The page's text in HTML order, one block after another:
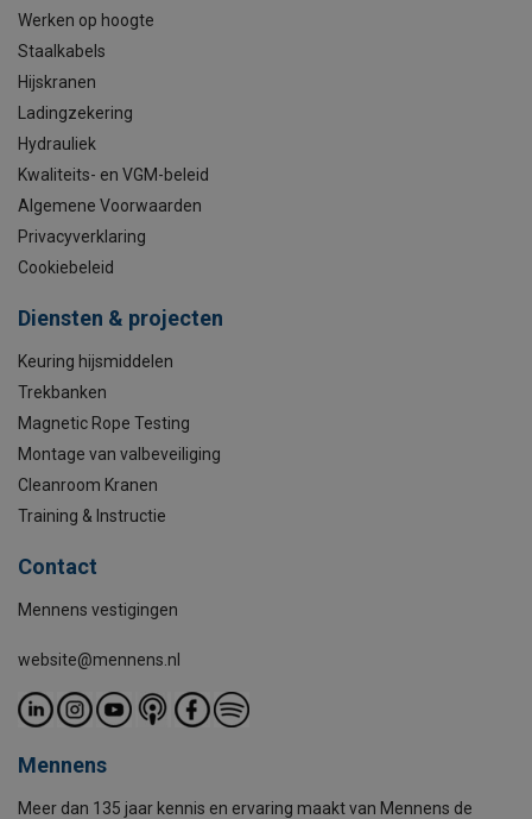
Werken op hoogte
Staalkabels
Hijskranen
Ladingzekering
Hydrauliek
Kwaliteits- en VGM-beleid
Algemene Voorwaarden
Privacyverklaring
Cookiebeleid
Diensten & projecten
Keuring hijsmiddelen
Trekbanken
Magnetic Rope Testing
Montage van valbeveiliging
Cleanroom Kranen
Training & Instructie
Contact
Mennens vestigingen
website@mennens.nl
Mennens
Meer dan 135 jaar kennis en ervaring maakt van Mennens de